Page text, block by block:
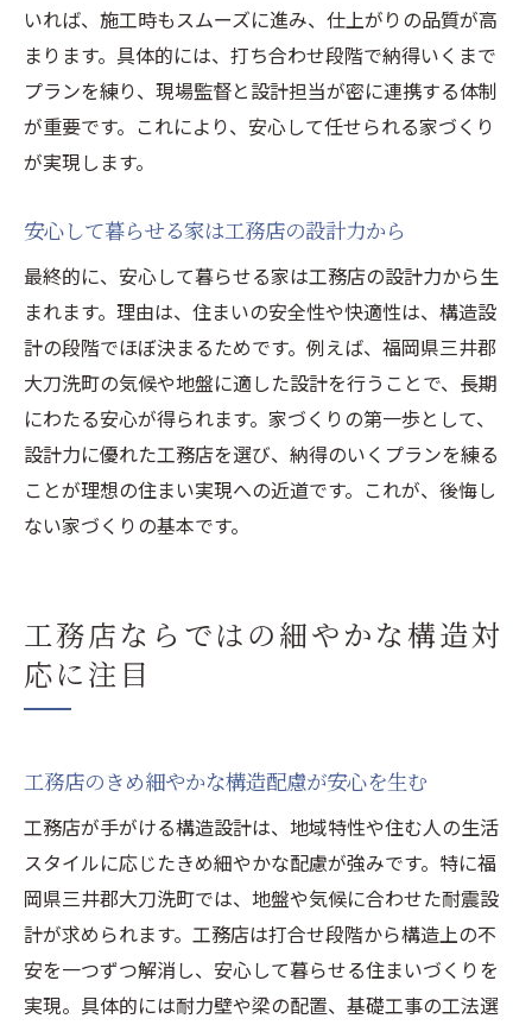
いれば、施工時もスムーズに進み、仕上がりの品質が高
まります。具体的には、打ち合わせ段階で納得いくまで
プランを練り、現場監督と設計担当が密に連携する体制
が重要です。これにより、安心して任せられる家づくり
が実現します。
安心して暮らせる家は工務店の設計力から
最終的に、安心して暮らせる家は工務店の設計力から生
まれます。理由は、住まいの安全性や快適性は、構造設
計の段階でほぼ決まるためです。例えば、福岡県三井郡
大刀洗町の気候や地盤に適した設計を行うことで、長期
にわたる安心が得られます。家づくりの第一歩として、
設計力に優れた工務店を選び、納得のいくプランを練る
ことが理想の住まい実現への近道です。これが、後悔し
ない家づくりの基本です。
工務店ならではの細やかな構造対
応に注目
工務店のきめ細やかな構造配慮が安心を生む
工務店が手がける構造設計は、地域特性や住む人の生活
スタイルに応じたきめ細やかな配慮が強みです。特に福
岡県三井郡大刀洗町では、地盤や気候に合わせた耐震設
計が求められます。工務店は打合せ段階から構造上の不
安を一つずつ解消し、安心して暮らせる住まいづくりを
実現。具体的には耐力壁や梁の配置、基礎工事の工法選